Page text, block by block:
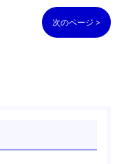
次のページ >